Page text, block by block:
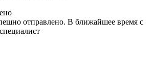
отправлено. В ближайшее время с